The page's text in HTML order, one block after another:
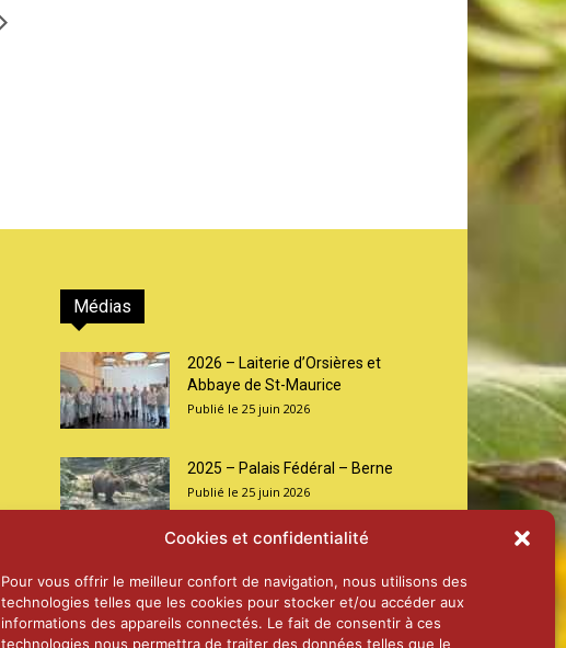
Cookies et confidentialité
Pour vous offrir le meilleur confort de navigation, nous utilisons des
technologies telles que les cookies pour stocker et/ou accéder aux
informations des appareils connectés. Le fait de consentir à ces
technologies nous permettra de traiter des données telles que le
Médias
2026 – Laiterie d’Orsières et
Abbaye de St-Maurice
25 juin 2026
2025 – Palais Fédéral – Berne
25 juin 2026
Aînés – Noël 2024
14 janvier 2025